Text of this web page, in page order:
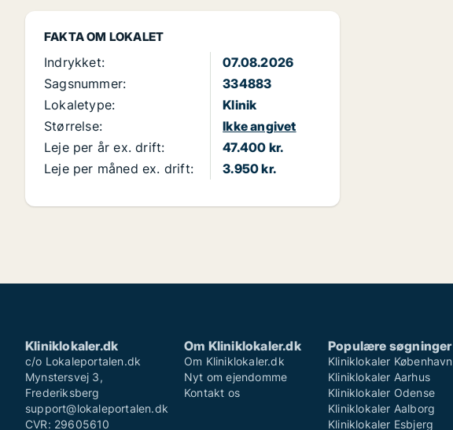
FAKTA OM LOKALET
Indrykket:
07.08.2026
Sagsnummer:
334883
Lokaletype:
Klinik
Størrelse:
Ikke angivet
Leje per år ex. drift:
47.400 kr.
Leje per måned ex. drift:
3.950 kr.
Kliniklokaler.dk
c/o Lokaleportalen.dk
Mynstersvej 3,
Frederiksberg
support@lokaleportalen.dk
CVR: 29605610
Om Kliniklokaler.dk
Om Kliniklokaler.dk
Nyt om ejendomme
Kontakt os
Populære søgninger
Kliniklokaler København
Kliniklokaler Aarhus
Kliniklokaler Odense
Kliniklokaler Aalborg
Kliniklokaler Esbjerg